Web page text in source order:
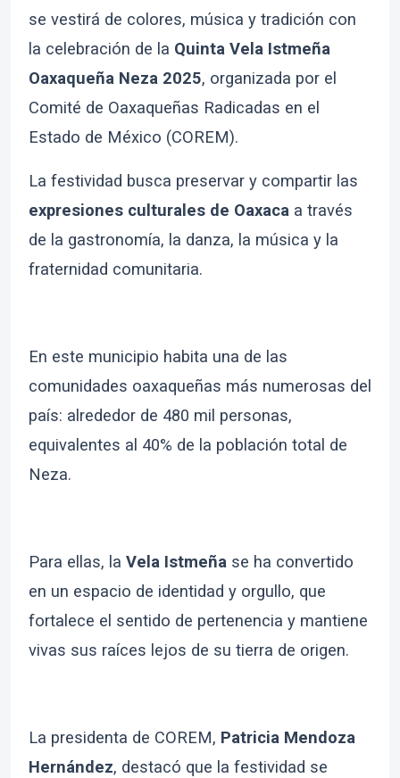
se vestirá de colores, música y tradición con
la celebración de la Quinta Vela Istmeña
Oaxaqueña Neza 2025, organizada por el
Comité de Oaxaqueñas Radicadas en el
Estado de México (COREM).
La festividad busca preservar y compartir las
expresiones culturales de Oaxaca a través
de la gastronomía, la danza, la música y la
fraternidad comunitaria.
En este municipio habita una de las
comunidades oaxaqueñas más numerosas del
país: alrededor de 480 mil personas,
equivalentes al 40% de la población total de
Neza.
Para ellas, la Vela Istmeña se ha convertido
en un espacio de identidad y orgullo, que
fortalece el sentido de pertenencia y mantiene
vivas sus raíces lejos de su tierra de origen.
La presidenta de COREM, Patricia Mendoza
Hernández, destacó que la festividad se